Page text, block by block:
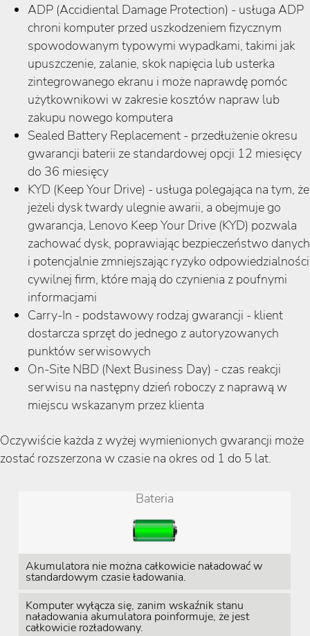
ADP (Accidiental Damage Protection) - usługa ADP
chroni komputer przed uszkodzeniem fizycznym
spowodowanym typowymi wypadkami, takimi jak
upuszczenie, zalanie, skok napięcia lub usterka
zintegrowanego ekranu i może naprawdę pomóc
użytkownikowi w zakresie kosztów napraw lub
zakupu nowego komputera
Sealed Battery Replacement - przedłużenie okresu
gwarancji baterii ze standardowej opcji 12 miesięcy
do 36 miesięcy
KYD (Keep Your Drive) - usługa polegająca na tym, że
jeżeli dysk twardy ulegnie awarii, a obejmuje go
gwarancja, Lenovo Keep Your Drive (KYD) pozwala
zachować dysk, poprawiając bezpieczeństwo danych
i potencjalnie zmniejszając ryzyko odpowiedzialności
cywilnej firm, które mają do czynienia z poufnymi
informacjami
Carry-In - podstawowy rodzaj gwarancji - klient
dostarcza sprzęt do jednego z autoryzowanych
punktów serwisowych
On-Site NBD (Next Business Day) - czas reakcji
serwisu na następny dzień roboczy z naprawą w
miejscu wskazanym przez klienta
Oczywiście każda z wyżej wymienionych gwarancji może
zostać rozszerzona w czasie na okres od 1 do 5 lat.
Bateria
Akumulatora nie można całkowicie naładować w
standardowym czasie ładowania.
Komputer wyłącza się, zanim wskaźnik stanu
naładowania akumulatora poinformuje, że jest
całkowicie rozładowany.